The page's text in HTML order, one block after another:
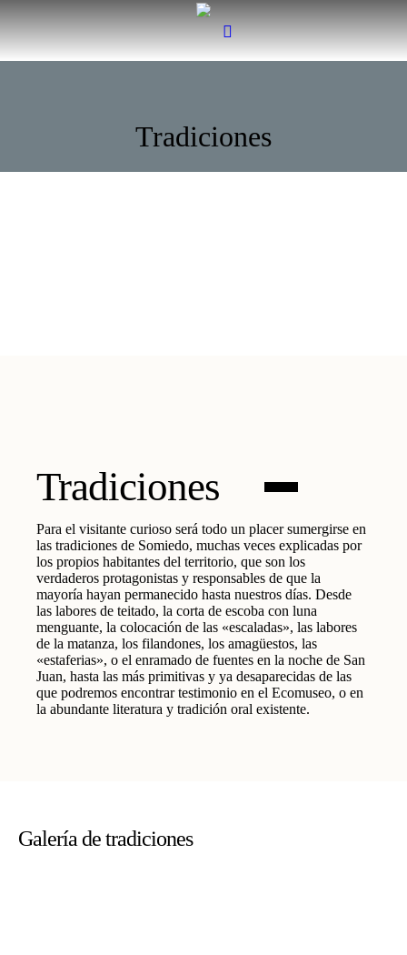
Tradiciones
Tradiciones
Para el visitante curioso será todo un placer sumergirse en
las tradiciones de Somiedo, muchas veces explicadas por
los propios habitantes del territorio, que son los
verdaderos protagonistas y responsables de que la
mayoría hayan permanecido hasta nuestros días. Desde
las labores de teitado, la corta de escoba con luna
menguante, la colocación de las «escaladas», las labores
de la matanza, los filandones, los amagüestos, las
«estaferias», o el enramado de fuentes en la noche de San
Juan, hasta las más primitivas y ya desaparecidas de las
que podremos encontrar testimonio en el Ecomuseo, o en
la abundante literatura y tradición oral existente.
Galería de tradiciones